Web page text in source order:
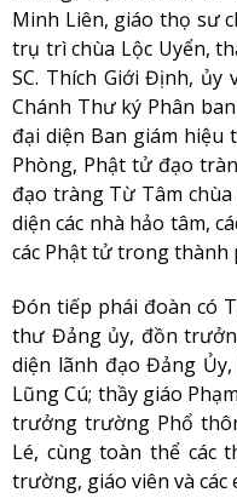
Minh Liên, giáo thọ sư
trụ trì chùa Lộc Uyển,
SC. Thích Giới Định, ủy
Chánh Thư ký Phân
đại diện Ban giám hiệu
Phòng, Phật tử đạo
đạo tràng Từ Tâm chùa
diện các nhà hảo tâm,
các Phật tử trong thành
Đón tiếp phái đoàn có
thư Đảng ủy, đồn
diện lãnh đạo Đảng
Lũng Cú; thầy giáo
trưởng trường Phổ
Lé, cùng toàn thể các
trường, giáo viên và